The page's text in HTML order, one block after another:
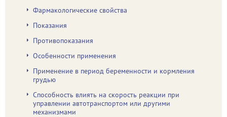
Фармакологические свойства
Показания
Противопоказания
Особенности применения
Применение в период беременности и кормления
грудью
Способность влиять на скорость реакции при
управлении автотранспортом или другими
механизмами